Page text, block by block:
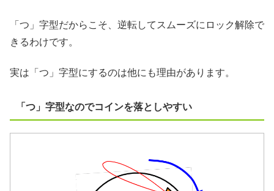
「つ」字型だからこそ、逆転してスムーズにロック解除で
きるわけです。
実は「つ」字型にするのは他にも理由があります。
「つ」字型なのでコインを落としやすい